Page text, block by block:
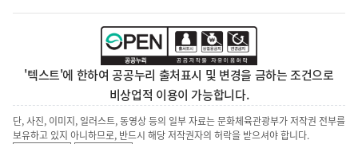
'텍스트'에 한하여 공공누리 출처표시 및 변경을 금하는 조건으로
비상업적 이용이 가능합니다.
단, 사진, 이미지, 일러스트, 동영상 등의 일부 자료는 문화체육관광부가 저작권 전부를
보유하고 있지 아니하므로, 반드시 해당 저작권자의 허락을 받으셔야 합니다.